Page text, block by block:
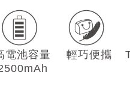
電池容量
輕巧便攜